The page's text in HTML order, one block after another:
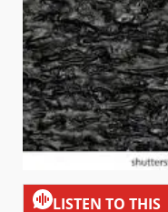
LISTEN TO THIS